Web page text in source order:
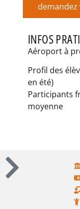
INFOS
Aéroport à
Profil des
en été)
Participants
moyenne